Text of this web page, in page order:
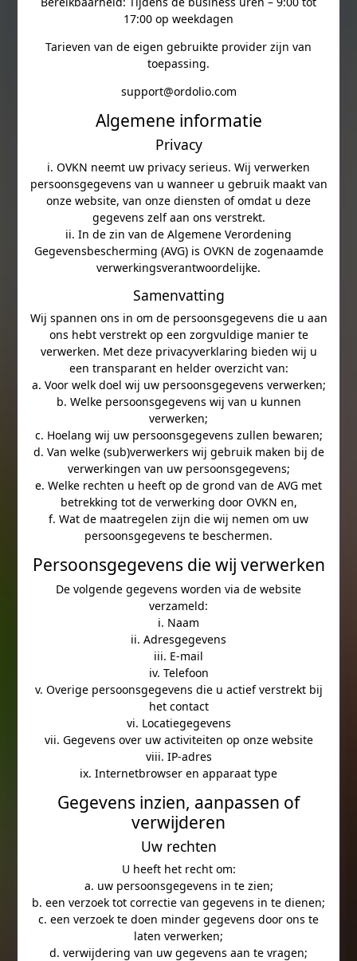
17:00 op weekdagen
Tarieven van de eigen gebruikte provider zijn van
toepassing.
support@ordolio.com
Algemene informatie
Privacy
i. OVKN neemt uw privacy serieus. Wij verwerken
persoonsgegevens van u wanneer u gebruik maakt van
onze website, van onze diensten of omdat u deze
gegevens zelf aan ons verstrekt.
ii. In de zin van de Algemene Verordening
Gegevensbescherming (AVG) is OVKN de zogenaamde
verwerkingsverantwoordelijke.
Samenvatting
Wij spannen ons in om de persoonsgegevens die u aan
ons hebt verstrekt op een zorgvuldige manier te
verwerken. Met deze privacyverklaring bieden wij u
een transparant en helder overzicht van:
a. Voor welk doel wij uw persoonsgegevens verwerken;
b. Welke persoonsgegevens wij van u kunnen
verwerken;
c. Hoelang wij uw persoonsgegevens zullen bewaren;
d. Van welke (sub)verwerkers wij gebruik maken bij de
verwerkingen van uw persoonsgegevens;
e. Welke rechten u heeft op de grond van de AVG met
betrekking tot de verwerking door OVKN en,
f. Wat de maatregelen zijn die wij nemen om uw
persoonsgegevens te beschermen.
Persoonsgegevens die wij verwerken
De volgende gegevens worden via de website
verzameld:
i. Naam
ii. Adresgegevens
iii. E-mail
iv. Telefoon
v. Overige persoonsgegevens die u actief verstrekt bij
het contact
vi. Locatiegegevens
vii. Gegevens over uw activiteiten op onze website
viii. IP-adres
ix. Internetbrowser en apparaat type
Gegevens inzien, aanpassen of
verwijderen
Uw rechten
U heeft het recht om:
a. uw persoonsgegevens in te zien;
b. een verzoek tot correctie van gegevens in te dienen;
c. een verzoek te doen minder gegevens door ons te
laten verwerken;
d. verwijdering van uw gegevens aan te vragen;